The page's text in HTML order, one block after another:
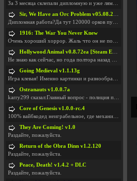
За 3 месяца склепали дипломную и уже лям двести ба
Sir, We Have an Orc Problem v05.08.2026
Дипломная работа?Да тут 120000 орков путь выбирают
1916: The War You Never Knew
Очень хороший хоррор. Жаль что он не получил должн
Hollywood Animal v0.8.72ea [Steam Early Access]
Не знаю как сейчас, но года полтора назад игра был
Going Medieval v1.1.13g
Игра клевая! Именно картинки и разнообразия в стро
Ostranauts v1.0.0.7a
karry299 сказал:Главный вопрос - полиция по-прежне
Core of Genesis v1.0.0-rc.4
100% вайбкодед неиграбельное, где механики знает т
They Are Coming! v1.0
Раздайте, пожалуйста.
Return of the Obra Dinn v1.2.120
Раздайте, пожалуйста.
Peace, Death! v1.4.2 + DLC
Раздайте, пожалуйста.